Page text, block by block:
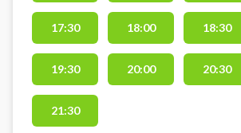
booker en tennisbane hos Holte
Tennisklub.
17:30 18:00 18:30
19:30 20:00 20:30
21:30